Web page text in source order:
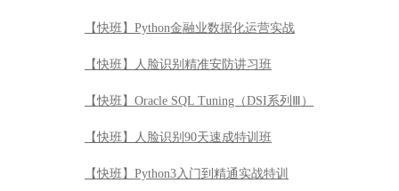
【快班】Python金融业数据化运营实战
【快班】人脸识别精准安防讲习班
【快班】Oracle SQL Tuning（DSI系列Ⅲ）
【快班】人脸识别90天速成特训班
【快班】Python3入门到精通实战特训